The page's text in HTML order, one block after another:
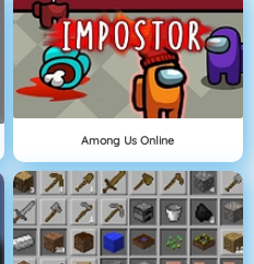
Among Us Online